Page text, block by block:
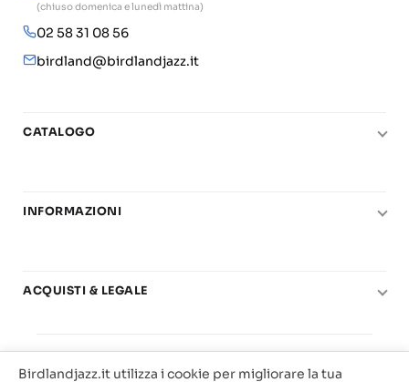
(chiuso domenica e lunedì mattina)
02 58 31 08 56
birdland@birdlandjazz.it
CATALOGO
Chitarra
Basi play-along
Offerte
INFORMAZIONI
Carta del Docente
ACQUISTI & LEGALE
Birdland Milano. P.Iva 12093700156
Birdlandjazz.it utilizza i cookie per migliorare la tua